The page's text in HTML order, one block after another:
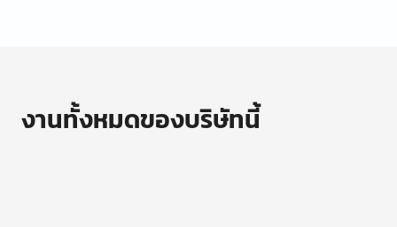
งานทั้งหมดของบริษัทนี้